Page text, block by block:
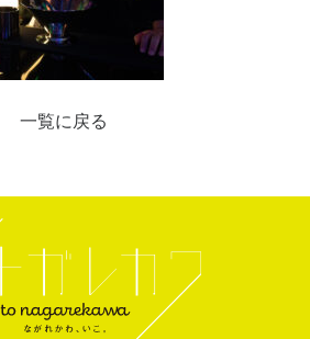
一覧に戻る